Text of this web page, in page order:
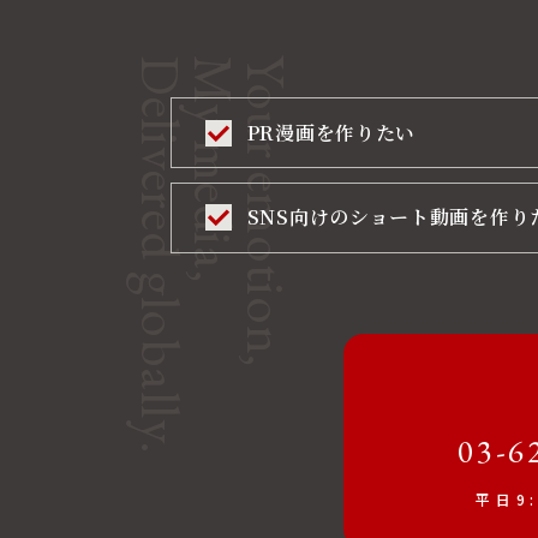
Your emotion,
My media,
Delivered globally. PR漫画を作りたい
SNS向けのショート動画を作り
03-
平日